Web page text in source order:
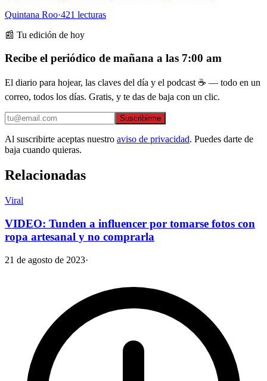
Quintana Roo·421 lecturas
📰 Tu edición de hoy
Recibe el periódico de mañana a las 7:00 am
El diario para hojear, las claves del día y el podcast ☕ — todo en un
correo, todos los días. Gratis, y te das de baja con un clic.
Suscribirme
Al suscribirte aceptas nuestro aviso de privacidad. Puedes darte de
baja cuando quieras.
Relacionadas
Viral
VIDEO: Tunden a influencer por tomarse fotos con
ropa artesanal y no comprarla
21 de agosto de 2023·